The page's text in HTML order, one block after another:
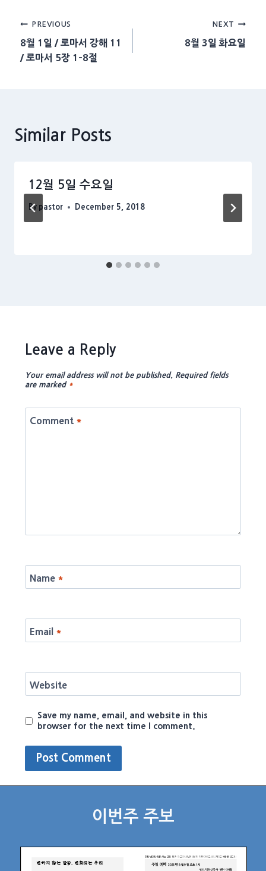
Post
navigation
PREVIOUS
8월 1일 / 로마서 강해 11
/ 로마서 5장 1-8절
NEXT
8월 3일 화요일
Similar Posts
12월 5일 수요일
By pastor December 5, 2018
Leave a Reply
Your email address will not be published. Required fields
are marked *
Comment *
Name *
Email *
Website
Save my name, email, and website in this
browser for the next time I comment.
이번주 주보